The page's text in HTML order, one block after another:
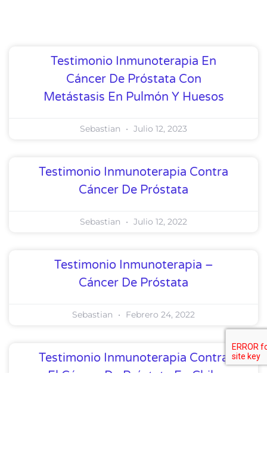
Testimonio Inmunoterapia En
Cáncer De Próstata Con
Metástasis En Pulmón Y Huesos
Sebastian Julio 12, 2023
Testimonio Inmunoterapia Contra
Cáncer De Próstata
Sebastian Julio 12, 2022
Testimonio Inmunoterapia –
Cáncer De Próstata
Sebastian Febrero 24, 2022
Testimonio Inmunoterapia Contra
El Cáncer De Próstata En Chile